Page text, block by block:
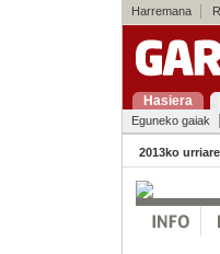
Harremana
Hasiera
Eguneko gaiak
2013ko